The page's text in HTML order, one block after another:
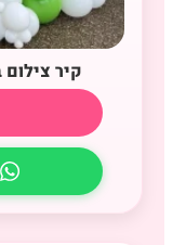
קיר צילום